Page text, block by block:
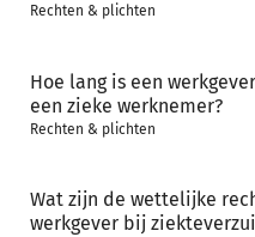
Rechten & plichten
Hoe lang is een
een zieke werknemer?
Rechten & plichten
Wat zijn de wettelijke
werkgever bij